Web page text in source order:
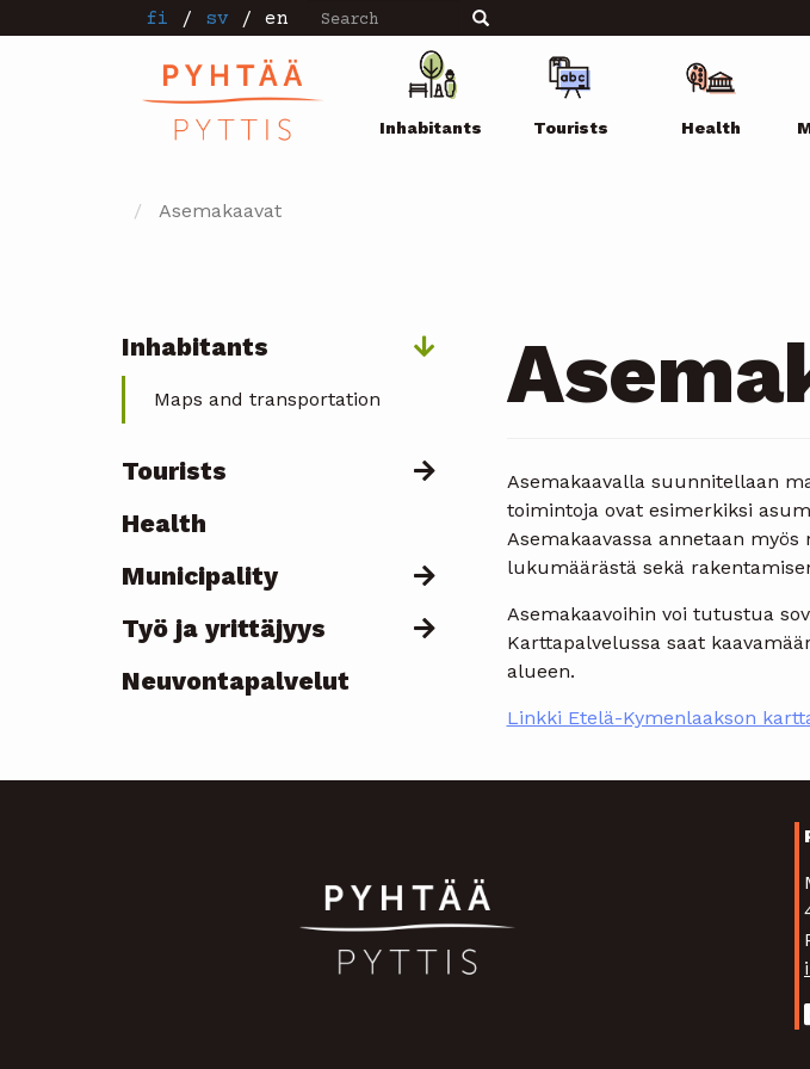
to
fi / sv / en Search Search
Päävalikko
Inhabitants Tourists Health
Asemakaavat
Päävalikko
Inhabitants
Maps and transportation
Tourists
Health
Municipality
Työ ja yrittäjyys
Neuvontapalvelut
Asemakaavalla suunnitellaan
toimintoja ovat esimerkiksi
Asemakaavassa annetaan
lukumäärästä sekä
Asemakaavoihin voi tutustua
Karttapalvelussa saat
alueen.
Linkki Etelä-Kymenlaakson